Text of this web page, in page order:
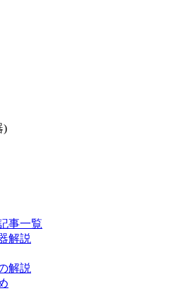
)
事一覧
解説
解説